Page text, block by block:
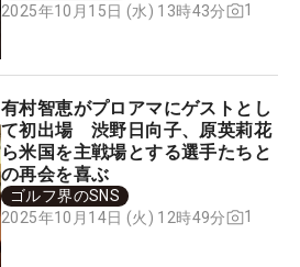
2025年10月15日 (水) 13時43分
1
有村智恵がプロアマにゲストとし
て初出場 渋野日向子、原英莉花
ら米国を主戦場とする選手たちと
の再会を喜ぶ
ゴルフ界のSNS
2025年10月14日 (火) 12時49分
1